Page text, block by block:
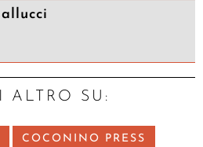
ALTRO SU:
COCONINO PRESS